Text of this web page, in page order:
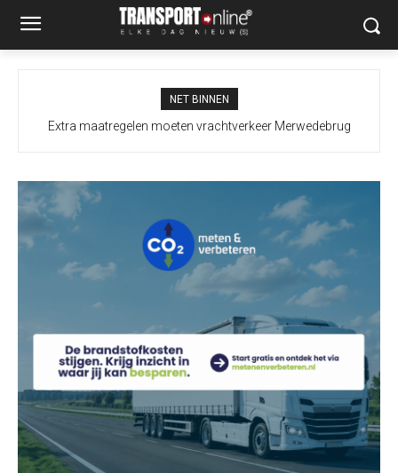
NET BINNEN
Extra maatregelen moeten vrachtverkeer Merwedebrug